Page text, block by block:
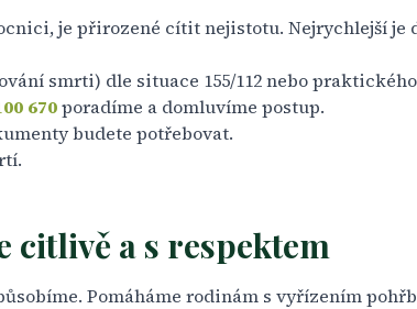
je přirozené cítit nejistotu. Nejrychlejší je
smrti) dle situace 155/112 nebo
670poradíme a domluvíme postup.
budete potřebovat.
.
a s respektem
Pomáháme rodinám s vyřízením